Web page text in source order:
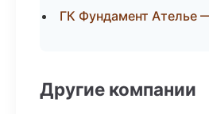
ГК Фундамент Ателье
Другие компании